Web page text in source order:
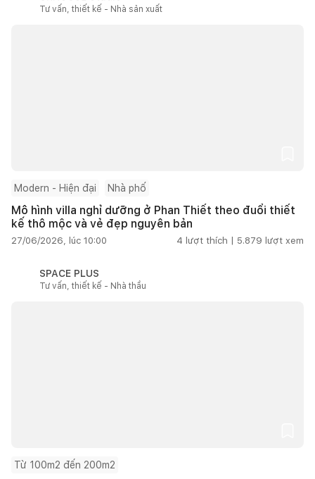
Tư vấn, thiết kế - Nhà sản xuất
Modern - Hiện đại Nhà phố
Mô hình villa nghỉ dưỡng ở Phan Thiết theo đuổi thiết
kế thô mộc và vẻ đẹp nguyên bản
27/06/2026, lúc 10:00 4 lượt thích | 5.879 lượt xem
SPACE PLUS
Tư vấn, thiết kế - Nhà thầu
Từ 100m2 đến 200m2